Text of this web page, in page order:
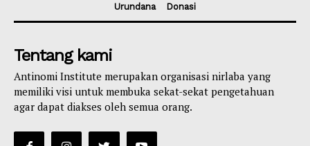
Urundana
Donasi
Tentang kami
Antinomi Institute merupakan organisasi nirlaba yang
memiliki visi untuk membuka sekat-sekat pengetahuan
agar dapat diakses oleh semua orang.